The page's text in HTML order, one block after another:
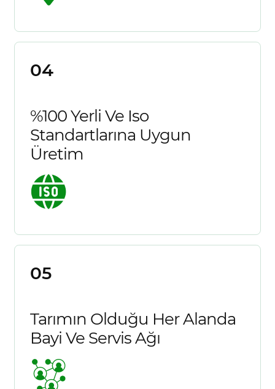
04
%100 Yerli Ve Iso
Standartlarına Uygun
Üretim
05
Tarımın Olduğu Her Alanda
Bayi Ve Servis Ağı